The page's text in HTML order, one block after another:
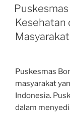
ON
Kesehatan
Puskesmas
masyarakat
Indonesia.
dalam